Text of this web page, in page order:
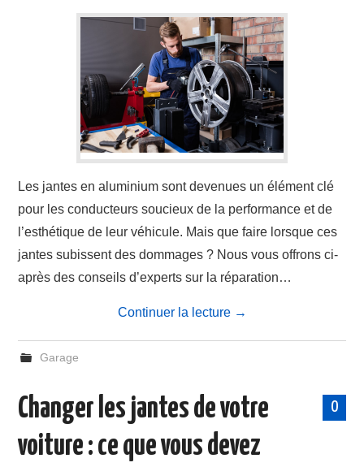
Les jantes en aluminium sont devenues un élément clé
pour les conducteurs soucieux de la performance et de
l’esthétique de leur véhicule. Mais que faire lorsque ces
jantes subissent des dommages ? Nous vous offrons ci-
après des conseils d’experts sur la réparation…
Continuer la lecture →
Garage
0
Changer les jantes de votre
voiture : ce que vous devez